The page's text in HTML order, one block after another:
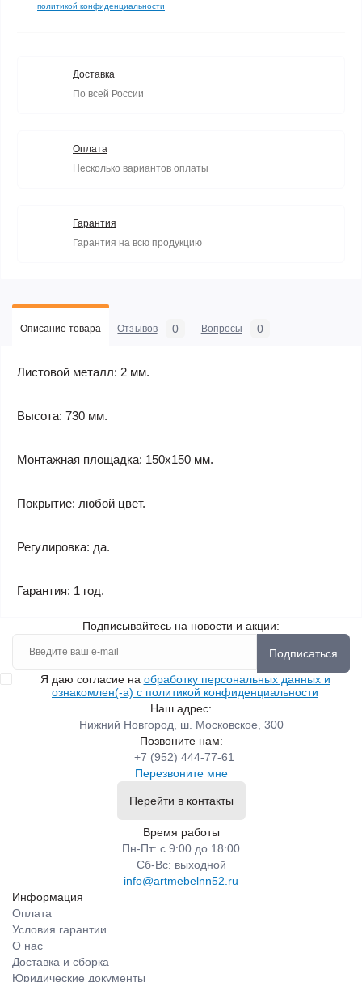
политикой конфиденциальности
Доставка
По всей России
Оплата
Несколько вариантов оплаты
Гарантия
Гарантия на всю продукцию
Описание товара Отзывов 0 Вопросы 0
Листовой металл: 2 мм.
Высота: 730 мм.
Монтажная площадка: 150х150 мм.
Покрытие: любой цвет.
Регулировка: да.
Гарантия: 1 год.
Подписывайтесь на новости и акции:
Подписаться
Я даю согласие на обработку персональных данных и
ознакомлен(-а) с политикой конфиденциальности
Наш адрес:
Нижний Новгород, ш. Московское, 300
Позвоните нам:
+7 (952) 444-77-61
Перезвоните мне
Перейти в контакты
Время работы
Пн-Пт: с 9:00 до 18:00
Сб-Вс: выходной
info@artmebelnn52.ru
Информация
Оплата
Условия гарантии
О нас
Доставка и сборка
Юридические документы